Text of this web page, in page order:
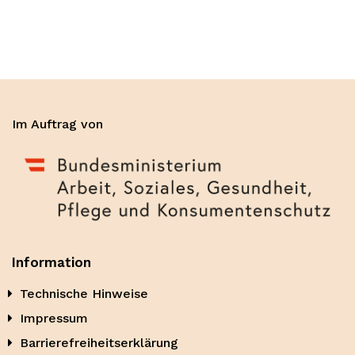
Im Auftrag von
Information
Technische Hinweise
Impressum
Barrierefreiheitserklärung